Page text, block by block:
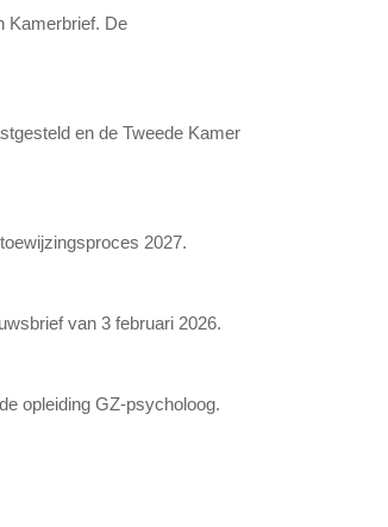
Kamerbrief. De
en de Tweede Kamer
2027.
van 3 februari 2026.
opleiding GZ-psycholoog.